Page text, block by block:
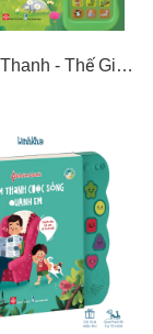
Sách Âm Thanh - Thế Giới Động Vật - 30 Nút